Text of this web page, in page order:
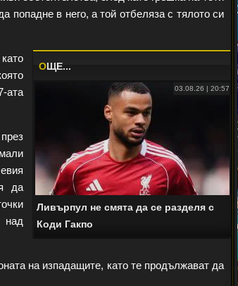
попадне в него, а той отбеляза с тялото си
OЩЕ...
03.08.26 | 20:57
Ливърпул не смята да се разделя с
Коди Гакпо
ата
да
на изпадащите, като те продължават да